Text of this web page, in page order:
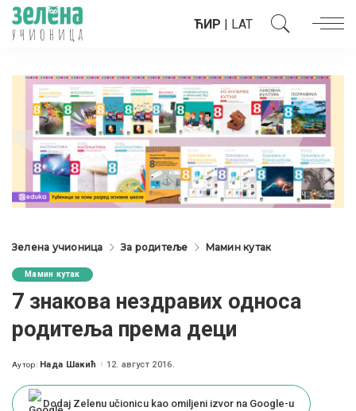
ЋИР | LAT
Зелена учионица За родитеље Мамин кутак
Мамин кутак
7 знакова нездравих односа
родитеља према деци
Posted
Аутор: Нада Шакић 12. август 2016.
Dodaj Zelenu učionicu kao omiljeni izvor na Google-u